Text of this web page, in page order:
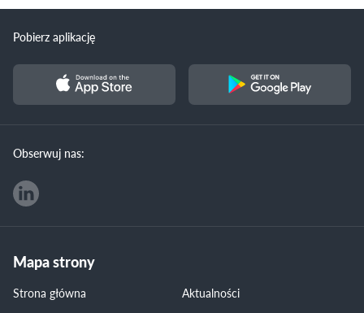
Pobierz aplikację
Obserwuj nas:
Mapa strony
Strona główna
Aktualności